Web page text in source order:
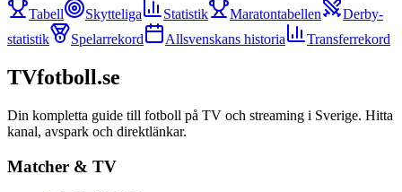
Tabell Skytteliga Statistik Maratontabellen
Derby-
statistik
Spelarrekord Allsvenskans historia Transferrekord
TVfotboll.se
Din kompletta guide till fotboll på TV och streaming i Sverige. Hitta
kanal, avspark och direktlänkar.
Matcher & TV